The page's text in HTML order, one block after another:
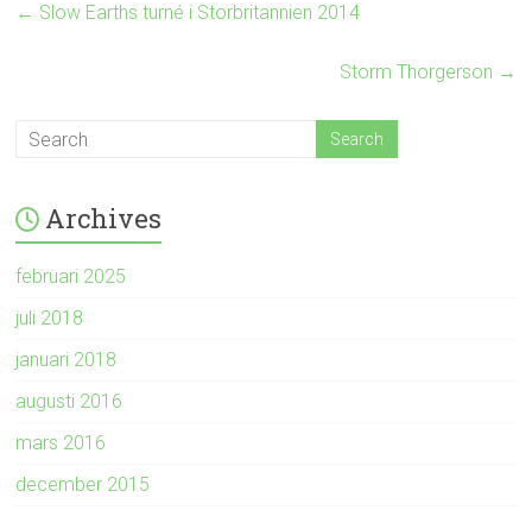
← Slow Earths turné i Storbritannien 2014
Storm Thorgerson →
Archives
februari 2025
juli 2018
januari 2018
augusti 2016
mars 2016
december 2015